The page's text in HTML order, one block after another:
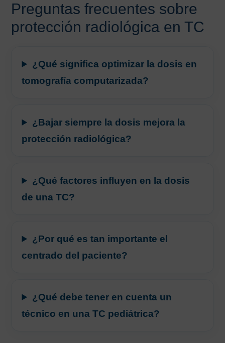
Preguntas frecuentes sobre
protección radiológica en TC
¿Qué significa optimizar la dosis en
tomografía computarizada?
¿Bajar siempre la dosis mejora la
protección radiológica?
¿Qué factores influyen en la dosis
de una TC?
¿Por qué es tan importante el
centrado del paciente?
¿Qué debe tener en cuenta un
técnico en una TC pediátrica?
AVISO LEGAL|POLÍTICA DE PRIVACIDAD|COOKIES
CONDICIONES DE CONTRATACIÓN